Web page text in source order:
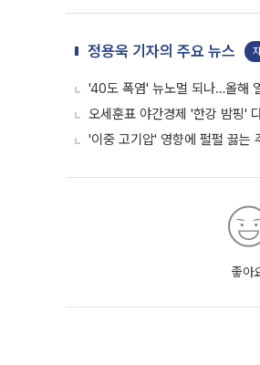
정용욱 기자의 주요 뉴스
'40도 폭염' 뉴노멀 되나…올해
오세훈표 야간경제 '한강 밤핑'
'이중 고기압' 영향에 펄펄 끓는
좋아